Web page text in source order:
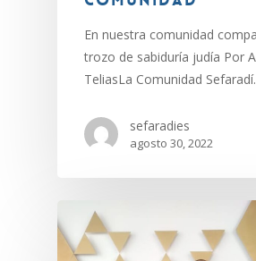
En nuestra comunidad
trozo de sabiduría judía Por
TeliasLa Comunidad
sefaradies
agosto 30, 2022